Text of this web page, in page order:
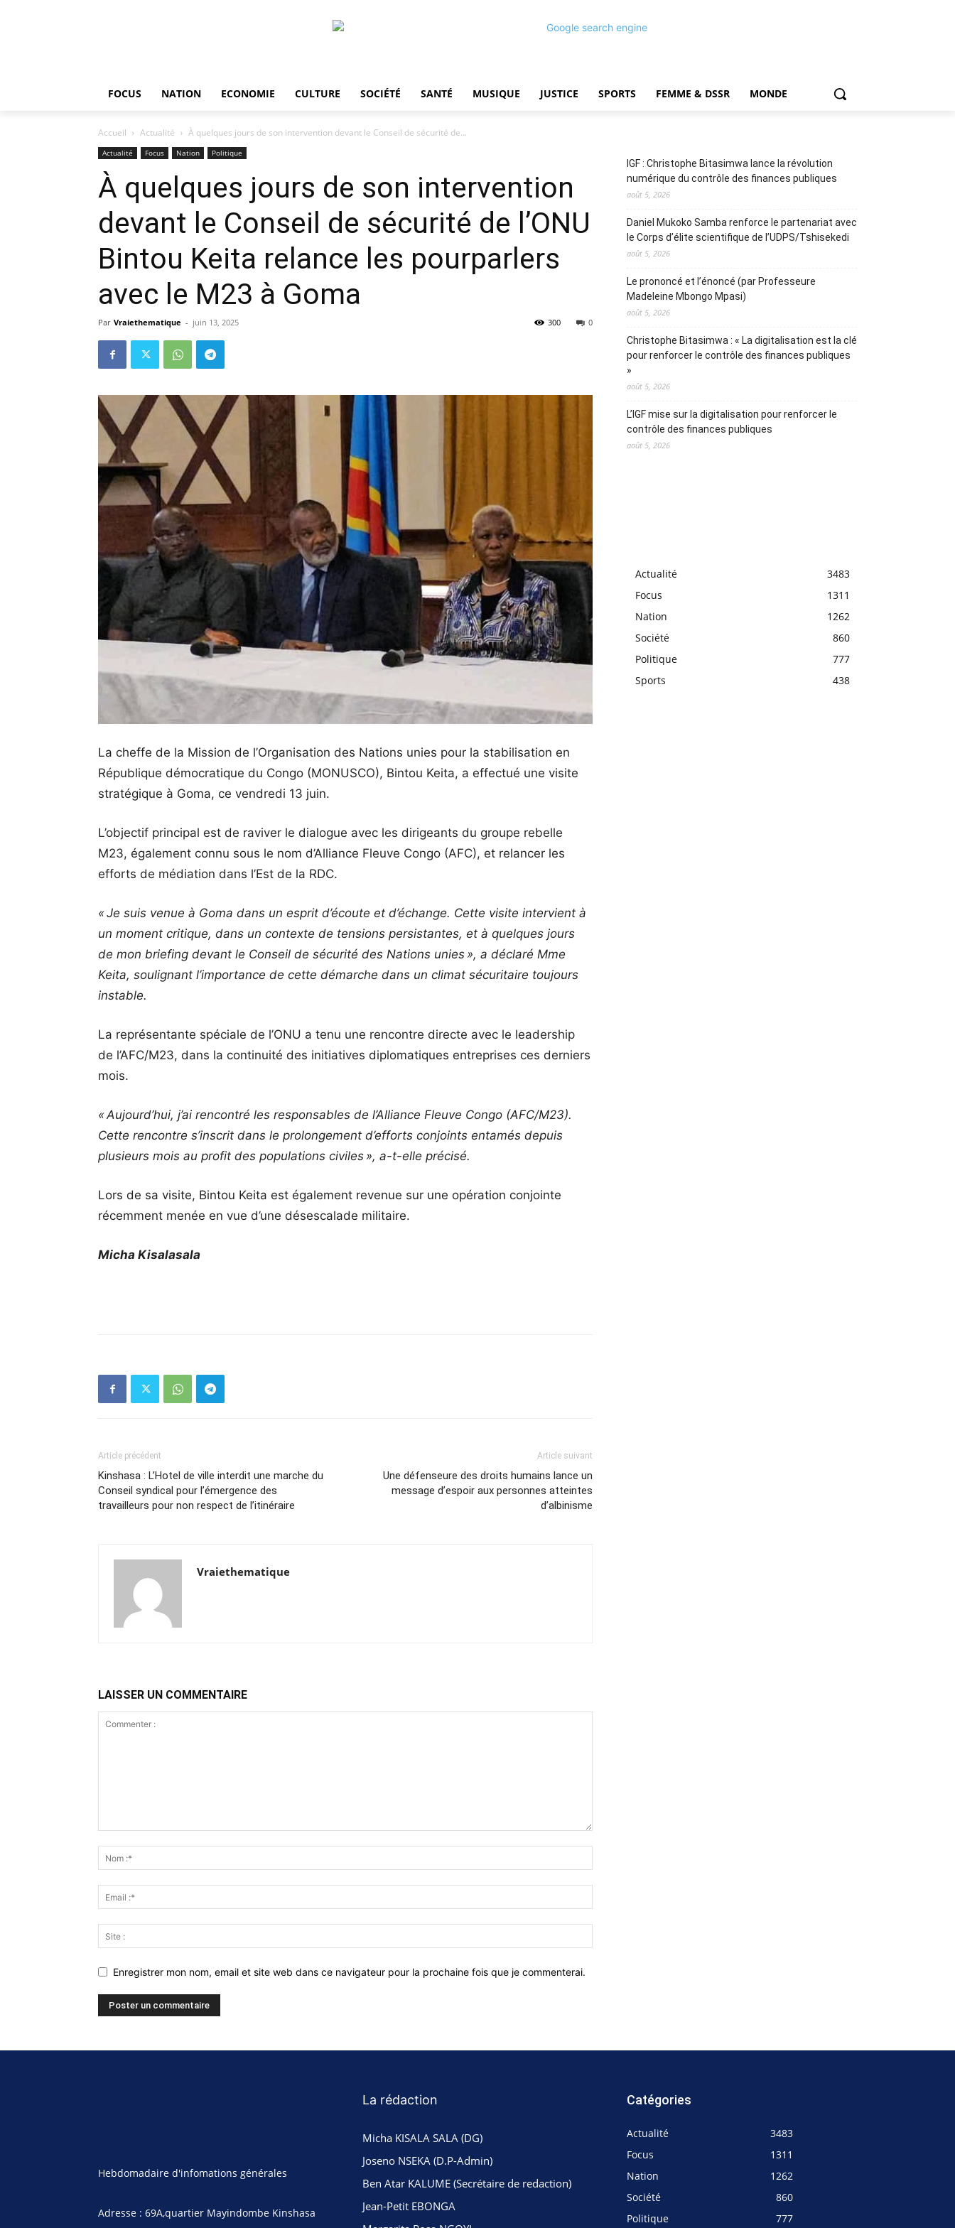
FOCUS NATION ECONOMIE CULTURE SOCIÉTÉ SANTÉ MUSIQUE JUSTICE SPORTS FEMME & DSSR MONDE
Accueil Actualité À quelques jours de son intervention devant le Conseil de sécurité de...
Actualité Focus Nation Politique
À quelques jours de son intervention
devant le Conseil de sécurité de l’ONU
Bintou Keita relance les pourparlers
avec le M23 à Goma
Par Vraiethematique - juin 13, 2025 0
300
La cheffe de la Mission de l’Organisation des Nations unies pour la stabilisation en
République démocratique du Congo (MONUSCO), Bintou Keita, a effectué une visite
stratégique à Goma, ce vendredi 13 juin.
L’objectif principal est de raviver le dialogue avec les dirigeants du groupe rebelle
M23, également connu sous le nom d’Alliance Fleuve Congo (AFC), et relancer les
efforts de médiation dans l’Est de la RDC.
« Je suis venue à Goma dans un esprit d’écoute et d’échange. Cette visite intervient à
un moment critique, dans un contexte de tensions persistantes, et à quelques jours
de mon briefing devant le Conseil de sécurité des Nations unies », a déclaré Mme
Keita, soulignant l’importance de cette démarche dans un climat sécuritaire toujours
instable.
La représentante spéciale de l’ONU a tenu une rencontre directe avec le leadership
de l’AFC/M23, dans la continuité des initiatives diplomatiques entreprises ces derniers
mois.
« Aujourd’hui, j’ai rencontré les responsables de l’Alliance Fleuve Congo (AFC/M23).
Cette rencontre s’inscrit dans le prolongement d’efforts conjoints entamés depuis
plusieurs mois au profit des populations civiles », a-t-elle précisé.
Lors de sa visite, Bintou Keita est également revenue sur une opération conjointe
récemment menée en vue d’une désescalade militaire.
Micha Kisalasala
Article précédent
Kinshasa : L’Hotel de ville interdit une marche du
Conseil syndical pour l’émergence des
travailleurs pour non respect de l’itinéraire
Article suivant
Une défenseure des droits humains lance un
message d’espoir aux personnes atteintes
d’albinisme
Vraiethematique
LAISSER UN COMMENTAIRE
Enregistrer mon nom, email et site web dans ce navigateur pour la prochaine fois que je commenterai.
IGF : Christophe Bitasimwa lance la révolution
numérique du contrôle des finances publiques
août 5, 2026
Daniel Mukoko Samba renforce le partenariat avec
le Corps d’élite scientifique de l’UDPS/Tshisekedi
août 5, 2026
Le prononcé et l’énoncé (par Professeure
Madeleine Mbongo Mpasi)
août 5, 2026
Christophe Bitasimwa : « La digitalisation est la clé
pour renforcer le contrôle des finances publiques
»
août 5, 2026
L’IGF mise sur la digitalisation pour renforcer le
contrôle des finances publiques
août 5, 2026
Actualité
3483
Focus
1311
Nation
1262
Société
860
Politique
777
Sports
438
Hebdomadaire d'infomations générales
Adresse : 69A,quartier Mayindombe Kinshasa
La rédaction
Micha KISALA SALA (DG)
Joseno NSEKA (D.P-Admin)
Ben Atar KALUME (Secrétaire de redaction)
Jean-Petit EBONGA
Catégories
Actualité
3483
Focus
1311
Nation
1262
Société
860
Politique
777